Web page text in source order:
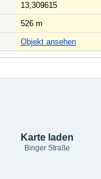
13,309615
526 m
Objekt ansehen
Karte laden
Binger Straße